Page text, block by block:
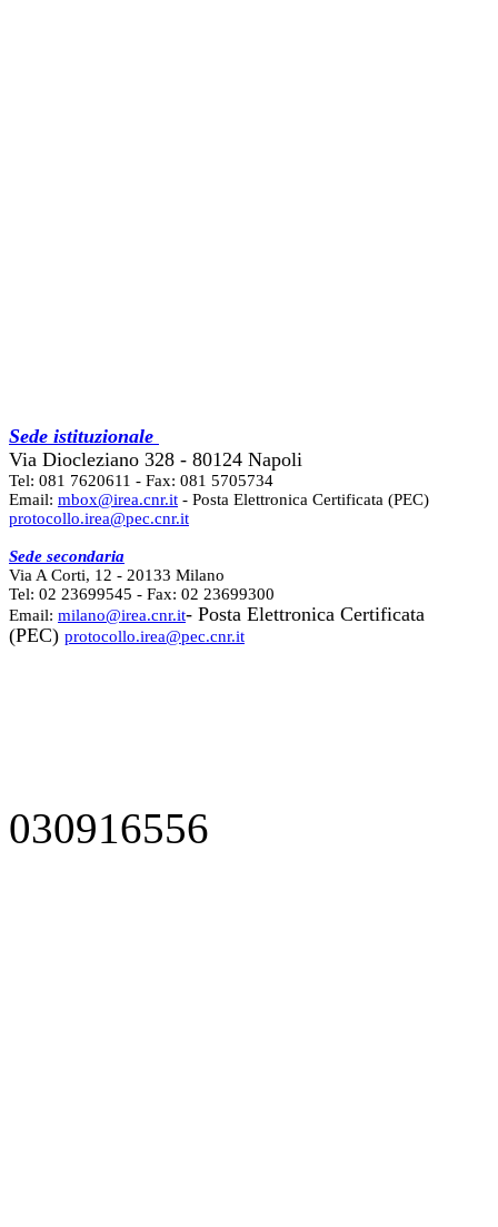
Sede istituzionale
Via Diocleziano 328 - 80124 Napoli
Tel: 081 7620611 - Fax: 081 5705734
Email: mbox@irea.cnr.it - Posta Elettronica Certificata (PEC)
protocollo.irea@pec.cnr.it
Sede secondaria
Via A Corti, 12 - 20133 Milano
Tel: 02 23699545 - Fax: 02 23699300
Email: milano@irea.cnr.it- Posta Elettronica Certificata
(PEC) protocollo.irea@pec.cnr.it
030916556